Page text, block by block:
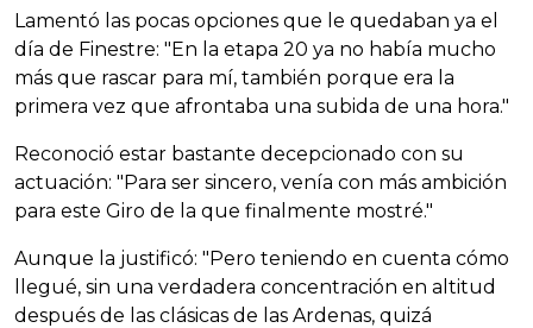
Lamentó las pocas opciones que le quedaban ya el
día de Finestre: "En la etapa 20 ya no había mucho
más que rascar para mí, también porque era la
primera vez que afrontaba una subida de una hora."
Reconoció estar bastante decepcionado con su
actuación: "Para ser sincero, venía con más ambición
para este Giro de la que finalmente mostré."
Aunque la justificó: "Pero teniendo en cuenta cómo
llegué, sin una verdadera concentración en altitud
después de las clásicas de las Ardenas, quizá